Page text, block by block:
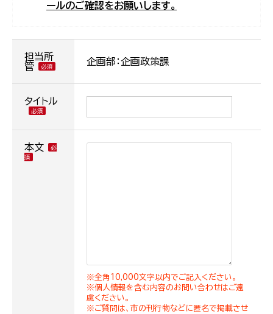
ールのご確認をお願いします。
担当所
管
企画部：企画政策課
タイトル
本文
※全角10,000文字以内でご記入ください。
※個人情報を含む内容のお問い合わせはご遠
慮ください。
※ご質問は、市の刊行物などに匿名で掲載させ